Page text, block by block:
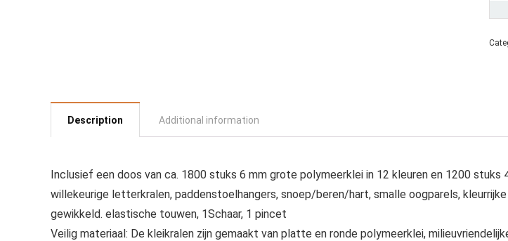
Description Additional information
Inclusief een doos van ca. 1800 stuks 6 mm grote polymeerklei in 12 kleuren en 1200
willekeurige letterkralen, paddenstoelhangers, snoep/beren/hart, smalle oogparels,
gewikkeld. elastische touwen, 1Schaar, 1 pincet
Veilig materiaal: De kleikralen zijn gemaakt van platte en ronde polymeerklei,